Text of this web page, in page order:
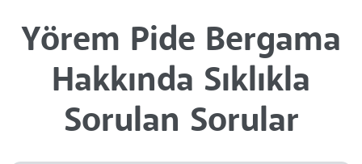
Yörem Pide Bergama
Hakkında Sıklıkla
Sorulan Sorular